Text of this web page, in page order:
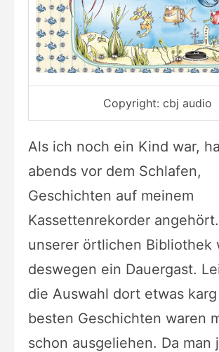
Copyright: cbj audio
Als ich noch ein Kind war,
abends vor dem Schlafen,
Geschichten auf meinem
Kassettenrekorder
unserer örtlichen Bibliothek
deswegen ein Dauergast.
die Auswahl dort etwas
besten Geschichten waren
schon ausgeliehen. Da man